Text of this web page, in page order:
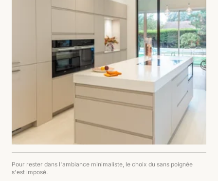
Pour rester dans l'ambiance minimaliste, le choix du sans poignée
s'est imposé.